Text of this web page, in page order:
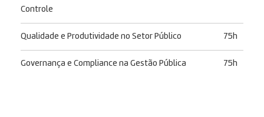
Controle
Qualidade e Produtividade no Setor Público 75h
Governança e Compliance na Gestão Pública 75h